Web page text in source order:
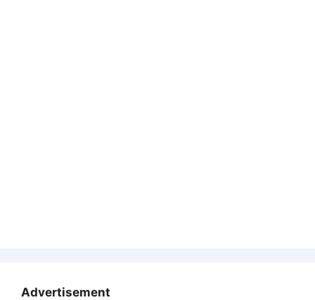
Advertisement